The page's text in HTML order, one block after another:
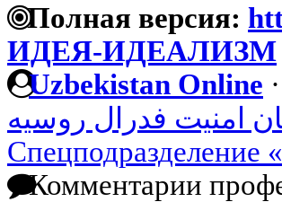
Полная версия:
ИДЕЯ-ИДЕАЛИЗМ
Uzbekistan Online ·
امنیت فدرال روسیه
Комментарии